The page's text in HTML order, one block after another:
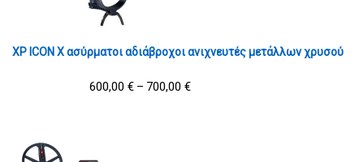
XP ICON X ασύρματοι αδιάβροχοι ανιχνευτές μετάλλων χρυσού
600,00 € – 700,00 €